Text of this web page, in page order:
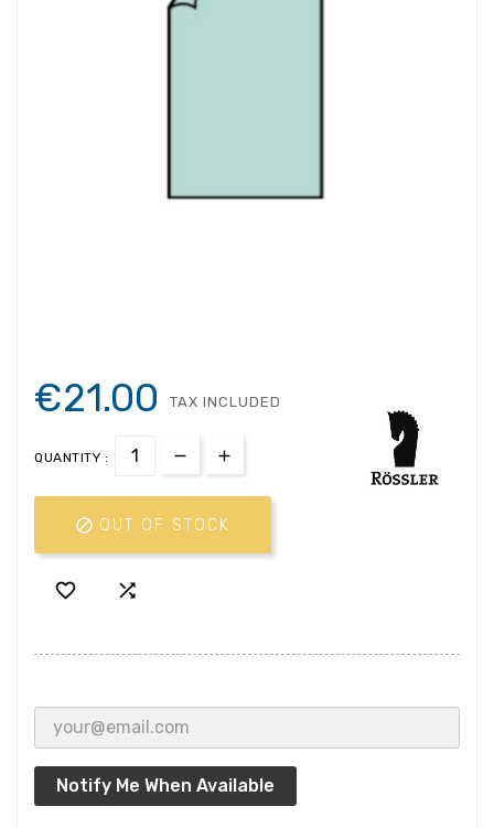
€21.00 TAX INCLUDED
QUANTITY :
 OUT OF STOCK
 
Notify Me When Available